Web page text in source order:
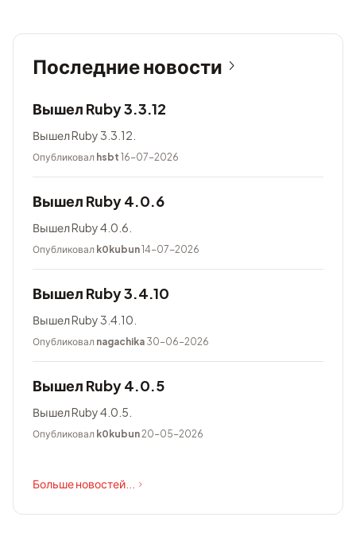
Последние новости
Вышел Ruby 3.3.12
Вышел Ruby 3.3.12.
Опубликовал hsbt 16-07-2026
Вышел Ruby 4.0.6
Вышел Ruby 4.0.6.
Опубликовал k0kubun14-07-2026
Вышел Ruby 3.4.10
Вышел Ruby 3.4.10.
Опубликовал nagachika 30-06-2026
Вышел Ruby 4.0.5
Вышел Ruby 4.0.5.
Опубликовал k0kubun20-05-2026
Больше новостей...